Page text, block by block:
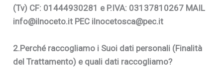
(Tv) CF: 01444930281 e P.IVA: 03137810267 MAIL
info@ilnoceto.it PEC ilnocetosca@pec.it
2.Perché raccogliamo i Suoi dati personali (Finalità
del Trattamento) e quali dati raccogliamo?